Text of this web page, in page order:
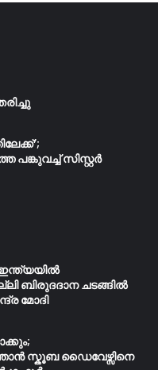
പങ്കുവച്ച് സിസ്റ്റർ
ബിരുദദാന ചടങ്ങിൽ
മോദി
സ്കൂബ ഡൈവേഴ്സിനെ